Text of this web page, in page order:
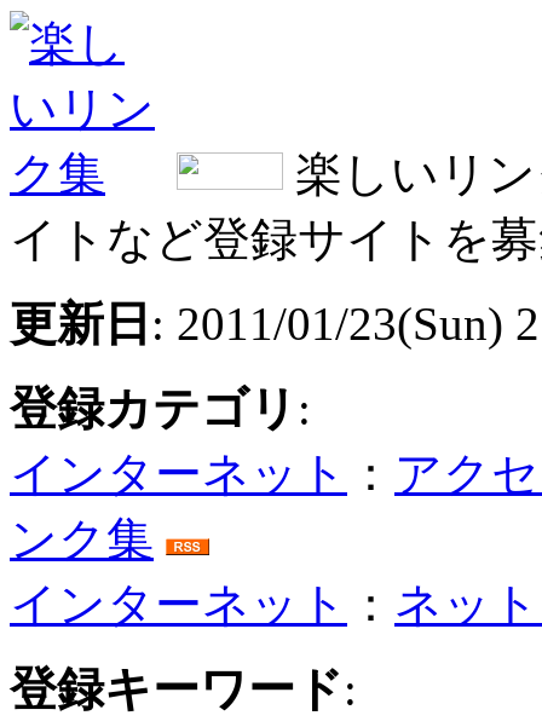
楽しいリ
イトなど登録サイトを
更新日 : 2011/01/23(Sun)
登録カテゴリ :
インターネット
： アク
ンク集
インターネット
： ネッ
登録キーワード: